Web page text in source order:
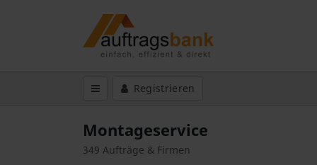
Registrieren
Montageservice
349 Aufträge & Firmen